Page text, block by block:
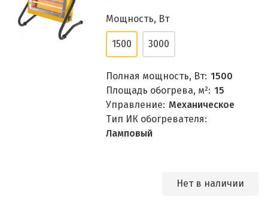
Мощность, Вт
1500 3000
Полная мощность, Вт: 1500
Площадь обогрева, м²: 15
Управление: Механическое
Тип ИК обогревателя:
Ламповый
Нет в наличии